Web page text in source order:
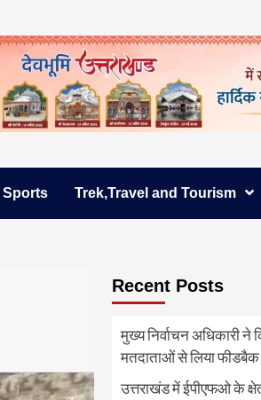
Sports Trek,Travel and Tourism
Recent Posts
मुख्य निर्वाचन अधिकारी ने
मतदाताओं से लिया फीडबैक
उत्तराखंड में ईपीएफओ के